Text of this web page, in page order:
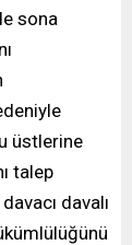
sona
üstlerine
talep
davalı